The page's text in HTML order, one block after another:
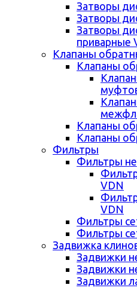
Затворы
Затворы
Затворы
приварные
Клапаны
Клапаны
Клапаны
Клапаны
Фильтры
Фильтры
VDN
VDN
Фильтры
Фильтры
Задвижка
Задвижки
Задвижки
Задвижки